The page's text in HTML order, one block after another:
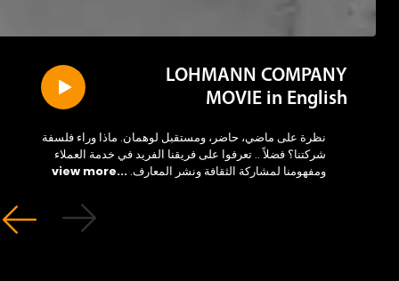
LOHMANN COMPANY
MOVIE in English
نظرة على ماضي، حاضر، ومستقبل لوهمان. ماذا وراء فلسفة
شركتنا؟ فضلاً .. تعرفوا على فريقنا الفريد في خدمة العملاء
ومفهومنا لمشاركة الثقافة ونشر المعارف....view more